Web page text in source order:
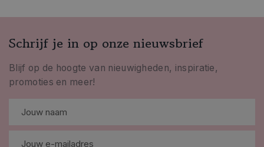
Schrijf je in op onze nieuwsbrief
Blijf op de hoogte van nieuwigheden, inspiratie,
promoties en meer!